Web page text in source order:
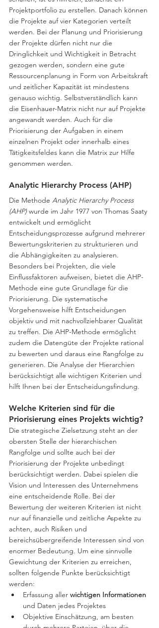
Projektportfolio zu erstellen. Danach können
die Projekte auf vier Kategorien verteilt
werden. Bei der Planung und Priorisierung
der Projekte dürfen nicht nur die
Dringlichkeit und Wichtigkeit in Betracht
gezogen werden, sondern eine gute
Ressourcenplanung in Form von Arbeitskraft
und zeitlicher Kapazität ist mindestens
genauso wichtig. Selbstverständlich kann
die Eisenhauer-Matrix nicht nur auf Projekte
angewandt werden. Auch für die
Priorisierung der Aufgaben in einem
einzelnen Projekt oder innerhalb eines
Tätigkeitsfeldes kann die Matrix zur Hilfe
genommen werden.
Analytic Hierarchy Process (AHP)
Die Methode Analytic Hierarchy Process
(AHP) wurde im Jahr 1977 von Thomas Saaty
entwickelt und ermöglicht
Entscheidungsprozesse aufgrund mehrerer
Bewertungskriterien zu strukturieren und
die Abhängigkeiten zu analysieren.
Besonders bei Projekten, die viele
Einflussfaktoren aufweisen, bietet die AHP-
Methode eine gute Grundlage für die
Priorisierung. Die systematische
Vorgehensweise hilft Entscheidungen
objektiv und mit nachvollziehbarer Qualität
zu treffen. Die AHP-Methode ermöglicht
zudem die Datengüte der Projekte rational
zu bewerten und daraus eine Rangfolge zu
generieren. Die Analyse der Hierarchien
berücksichtigt alle wichtigen Kriterien und
hilft Ihnen bei der Entscheidungsfindung.
Welche Kriterien sind für die
Priorisierung eines Projekts wichtig?
Die strategische Zielsetzung steht an der
obersten Stelle der hierarchischen
Rangfolge und sollte auch bei der
Priorisierung der Projekte unbedingt
berücksichtigt werden. Dabei spielen die
Vision und Interessen des Unternehmens
eine entscheidende Rolle. Bei der
Bewertung der weiteren Kriterien ist nicht
nur auf finanzielle und zeitliche Aspekte zu
achten, auch Risiken und
bereichsübergreifende Interessen sind von
enormer Bedeutung. Um eine sinnvolle
Gewichtung der Kriterien zu erreichen,
sollten folgende Punkte berücksichtigt
werden:
Erfassung aller wichtigen Informationen
und Daten jedes Projektes
Objektive Einschätzung, am besten